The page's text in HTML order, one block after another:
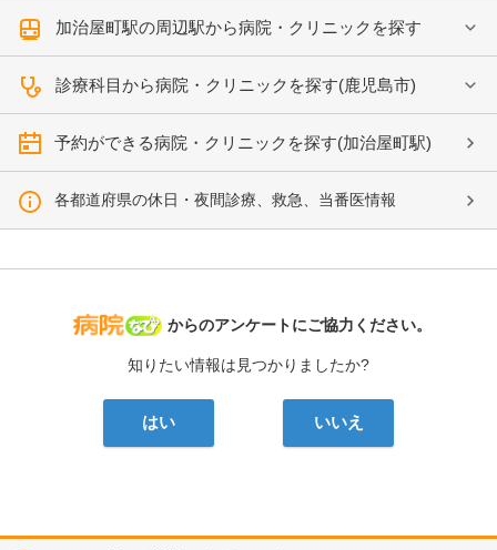
加治屋町駅の周辺駅から病院・クリニックを探す
診療科目から病院・クリニックを探す(鹿児島市)
予約ができる病院・クリニックを探す(加治屋町駅)
各都道府県の休日・夜間診療、救急、当番医情報
病院なび
からのアンケートにご協力ください。
知りたい情報は見つかりましたか?
はい いいえ